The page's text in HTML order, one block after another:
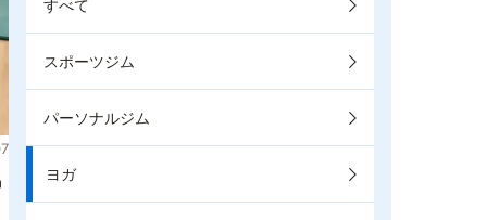
すべて
スポーツジム
パーソナルジム
ヨガ